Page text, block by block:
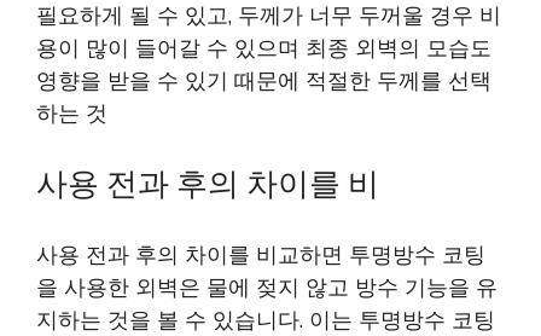
필요하게 될 수 있고, 두께가 너무 두꺼울 경우 비
용이 많이 들어갈 수 있으며 최종 외벽의 모습도
영향을 받을 수 있기 때문에 적절한 두께를 선택
하는 것
사용 전과 후의 차이를 비
사용 전과 후의 차이를 비교하면 투명방수 코팅
을 사용한 외벽은 물에 젖지 않고 방수 기능을 유
지하는 것을 볼 수 있습니다. 이는 투명방수 코팅